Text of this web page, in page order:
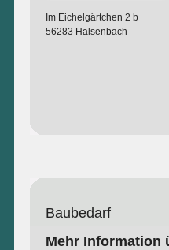
Im Eichelgärtchen 2 b
56283 Halsenbach
Baubedarf
Mehr Information